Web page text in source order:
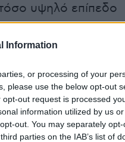
Information
or processing of your
please use the below opt-out
out request is processed
information utilized by us
out. You may separately
parties on the IAB’s list of
υψηλό επίπεδο